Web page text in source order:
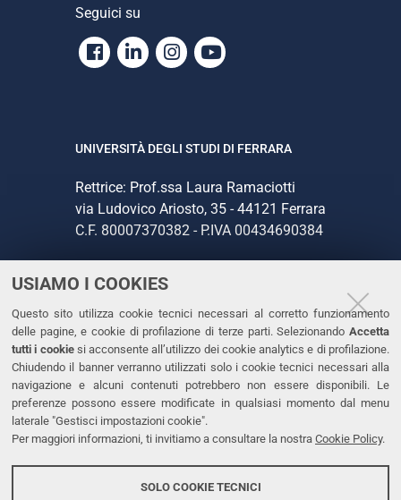
USIAMO I COOKIES
Questo sito utilizza cookie tecnici necessari al corretto funzionamento
delle pagine, e cookie di profilazione di terze parti. Selezionando Accetta
tutti i cookiesi acconsente all’utilizzo dei cookie analytics e di profilazione.
Chiudendo il banner verranno utilizzati solo i cookie tecnici necessari alla
navigazione e alcuni contenuti potrebbero non essere disponibili. Le
preferenze possono essere modificate in qualsiasi momento dal menu
laterale "Gestisci impostazioni cookie".
Per maggiori informazioni, ti invitiamo a consultare la nostra Cookie Policy.
SOLO COOKIE TECNICI
Seguici su
Facebook
LinkedinInstagram
Youtube
UNIVERSITÀ DEGLI STUDI DI FERRARA
Rettrice: Prof.ssa Laura Ramaciotti
via Ludovico Ariosto, 35 - 44121 Ferrara
C.F. 80007370382 - P.IVA 00434690384
CONTATTI
Tel. +39 0532 293111
Fax. +39 0532 293031
PEC
LINKS
Dichiarazione di accessibilità